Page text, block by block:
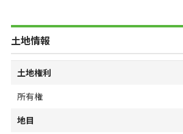
土地情報
土地権利
所有権
地目